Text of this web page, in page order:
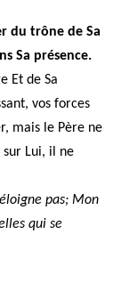
du trône de Sa
Sa présence.
Et de Sa
vos forces
mais le Père ne
sur Lui, il ne
pas; Mon
qui se